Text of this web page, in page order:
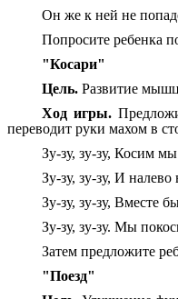
Он же к ней не
Попросите ребенка
"Косари"
Цель.Развитие мышц
Ход игры.
переводит руки махом в
Зу-зу, зу-зу, Косим мы
Зу-зу, зу-зу, И налево
Зу-зу, зу-зу, Вместе
Зу-зу, зу-зу. Мы
Затем предложите
"Поезд"